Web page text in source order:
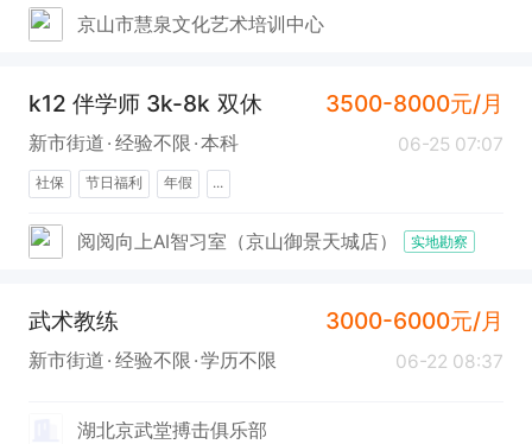
京山市慧泉文化艺术培训中心
k12 伴学师 3k-8k 双休 3500-8000元/月
新市街道 经验不限 本科 06-25 07:07
社保 节日福利 年假 ...
阅阅向上AI智习室（京山御景天城店） 实地勘察
武术教练 3000-6000元/月
新市街道 经验不限 学历不限 06-22 08:37
湖北京武堂搏击俱乐部